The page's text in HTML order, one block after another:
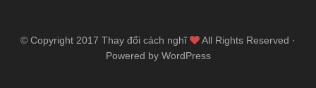
© Copyright 2017 Thay đổi cách nghĩ
All Rights Reserved ·
Powered by WordPress